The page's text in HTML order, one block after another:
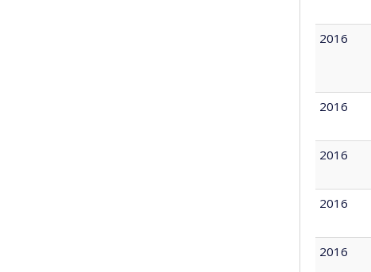
2016
2016
2016
2016
2016